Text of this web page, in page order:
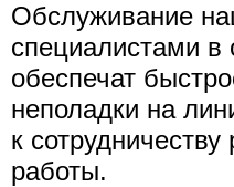
Обслуживание
специалистами в
обеспечат
неполадки на
к
работы.